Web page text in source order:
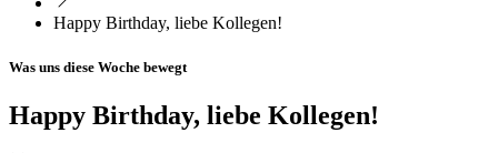
Happy Birthday, liebe Kollegen!
Was uns diese Woche bewegt
Happy Birthday, liebe Kollegen!